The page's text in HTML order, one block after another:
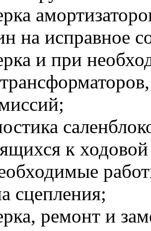
на исправное
и при
к
сцепления;
ремонт и